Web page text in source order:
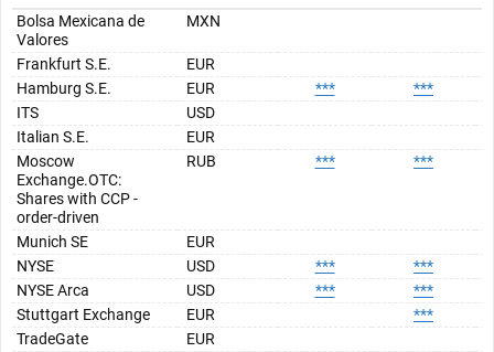
Bolsa Mexicana de
Valores
MXN
Frankfurt S.E.
EUR
Hamburg S.E.
EUR ***
***
ITS
USD
Italian S.E.
EUR
Moscow
Exchange.OTC:
Shares with CCP -
order-driven
RUB *** ***
Munich SE
EUR
NYSE
USD ***
***
NYSE Arca
USD ***
***
Stuttgart Exchange
EUR
***
TradeGate
EUR